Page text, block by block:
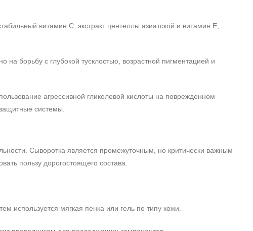
витамин C, экстракт центеллы азиатской и витамин E,
борьбу с глубокой тусклостью, возрастной пигментацией и
агрессивной гликолевой кислоты на поврежденном
системы.
Сыворотка является промежуточным, но критически важным
пользу дорогостоящего состава.
используется мягкая пенка или гель по типу кожи.